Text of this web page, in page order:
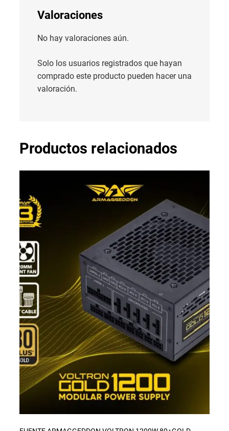
Valoraciones
No hay valoraciones aún.
Solo los usuarios registrados que hayan
comprado este producto pueden hacer una
valoración.
Productos relacionados